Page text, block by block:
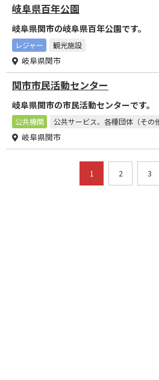
岐阜県百年公園
岐阜県関市の岐阜県百年公園です。
レジャー 観光施設
岐阜県関市
関市市民活動センター
岐阜県関市の市民活動センターです。
公共機関 公共サービス、各種団体（その
岐阜県関市
1 2 3